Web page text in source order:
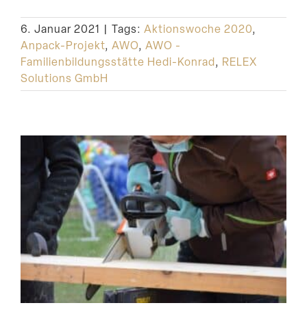
Suche
6. Januar 2021 | Tags: Aktionswoche 2020,
Anpack-Projekt, AWO, AWO -
Familienbildungsstätte Hedi-Konrad, RELEX
Solutions GmbH